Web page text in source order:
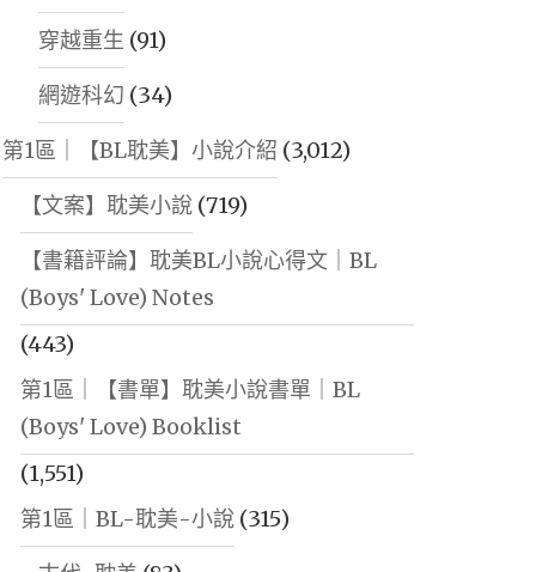
穿越重生 (91)
網遊科幻 (34)
第1區｜【BL耽美】小說介紹 (3,012)
【文案】耽美小說(719)
【書籍評論】耽美BL小說心得文｜BL
(Boys' Love) Notes
(443)
第1區｜【書單】耽美小說書單｜BL
(Boys' Love) Booklist
(1,551)
第1區｜BL-耽美-小說(315)